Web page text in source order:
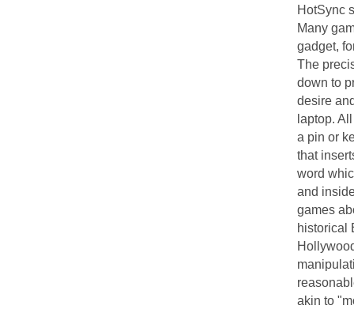
HotSync
Many
gadget,
The
down to
desire
laptop.
a pin or
that
word
and
games
historical
akin to